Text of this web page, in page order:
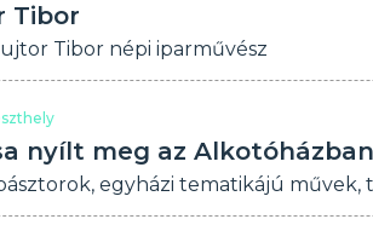
Tibor
Tibor népi iparművész
nyílt meg az Alkotóházban
egyházi tematikájú